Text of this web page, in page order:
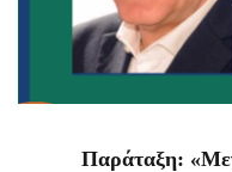
Παράταξη: «